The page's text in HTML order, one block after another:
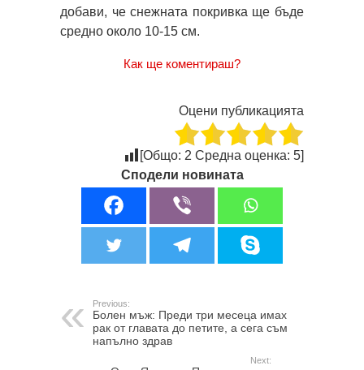
добави, че снежната покривка ще бъде
средно около 10-15 см.
Как ще коментираш?
Оцени публикацията
[Общо: 2 Средна оценка: 5]
Сподели новината
Previous:
Болен мъж: Преди три месеца имах
рак от главата до петите, а сега съм
напълно здрав
Next: